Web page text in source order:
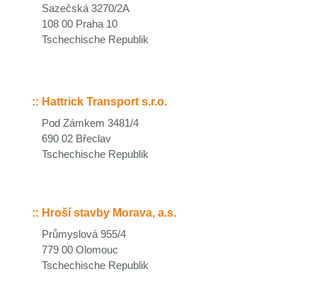
Sazečská 3270/2A
108 00 Praha 10
Tschechische Republik
:: Hattrick Transport s.r.o.
Pod Zámkem 3481/4
690 02 Břeclav
Tschechische Republik
:: Hroší stavby Morava, a.s.
Průmyslová 955/4
779 00 Olomouc
Tschechische Republik